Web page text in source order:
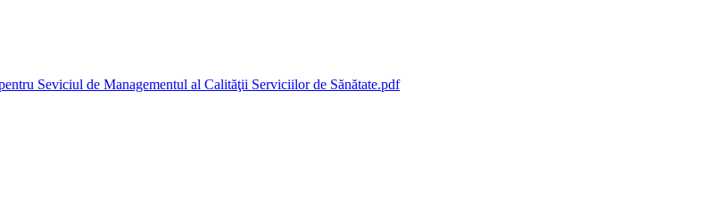
Seviciul de Managementul al Calităţii Serviciilor de Sănătate.pdf